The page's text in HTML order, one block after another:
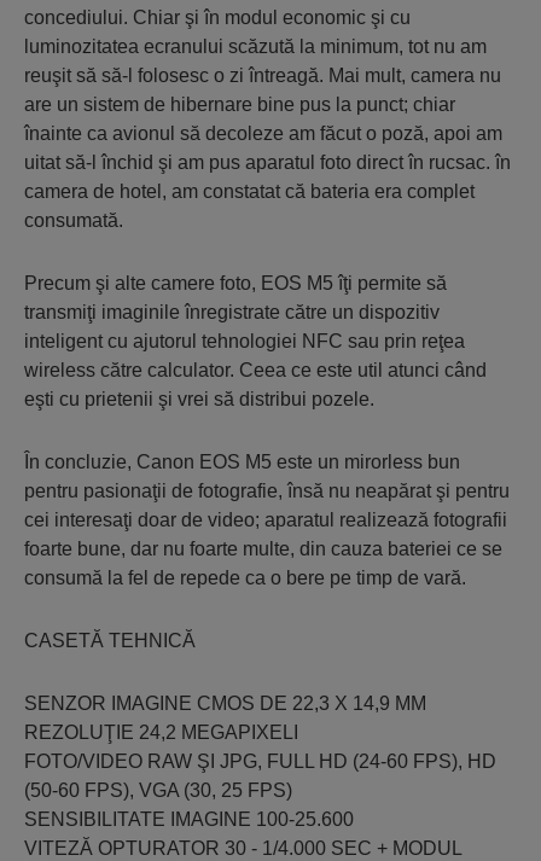
concediului. Chiar şi în modul economic şi cu
luminozitatea ecranului scăzută la minimum, tot nu am
reuşit să să-l folosesc o zi întreagă. Mai mult, camera nu
are un sistem de hibernare bine pus la punct; chiar
înainte ca avionul să decoleze am făcut o poză, apoi am
uitat să-l închid şi am pus aparatul foto direct în rucsac. în
camera de hotel, am constatat că bateria era complet
consumată.
Precum şi alte camere foto, EOS M5 îţi permite să
transmiţi imaginile înregistrate către un dispozitiv
inteligent cu ajutorul tehnologiei NFC sau prin reţea
wireless către calculator. Ceea ce este util atunci când
eşti cu prietenii şi vrei să distribui pozele.
În concluzie, Canon EOS M5 este un mirorless bun
pentru pasionaţii de fotografie, însă nu neapărat şi pentru
cei interesaţi doar de video; aparatul realizează fotografii
foarte bune, dar nu foarte multe, din cauza bateriei ce se
consumă la fel de repede ca o bere pe timp de vară.
CASETĂ TEHNICĂ
SENZOR IMAGINE CMOS DE 22,3 X 14,9 MM
REZOLUŢIE 24,2 MEGAPIXELI
FOTO/VIDEO RAW ŞI JPG, FULL HD (24-60 FPS), HD
(50-60 FPS), VGA (30, 25 FPS)
SENSIBILITATE IMAGINE 100-25.600
VITEZĂ OPTURATOR 30 - 1/4.000 SEC + MODUL